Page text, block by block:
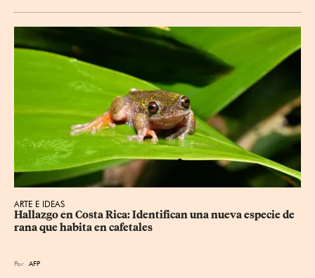
ARTE E IDEAS
Hallazgo en Costa Rica: Identifican una nueva especie de
rana que habita en cafetales
Por AFP